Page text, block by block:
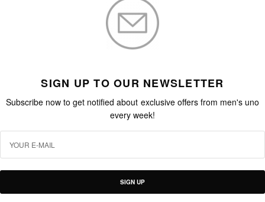
SIGN UP TO OUR NEWSLETTER
Subscribe now to get notified about exclusive offers from men's uno
every week!
SIGN UP